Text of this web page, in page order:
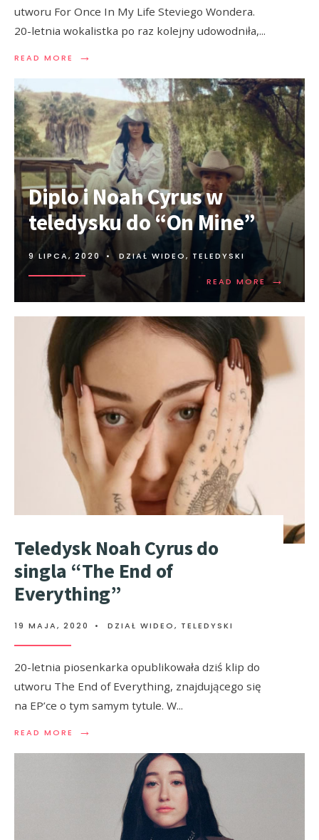
utworu For Once In My Life Steviego Wondera.
20-letnia wokalistka po raz kolejny udowodniła,...
READ MORE →
Diplo i Noah Cyrus w
teledysku do “On Mine”
9 LIPCA, 2020 • DZIAŁ WIDEO, TELEDYSKI
READ MORE →
Teledysk Noah Cyrus do
singla “The End of
Everything”
19 MAJA, 2020 • DZIAŁ WIDEO, TELEDYSKI
20-letnia piosenkarka opublikowała dziś klip do
utworu The End of Everything, znajdującego się
na EP’ce o tym samym tytule. W...
READ MORE →